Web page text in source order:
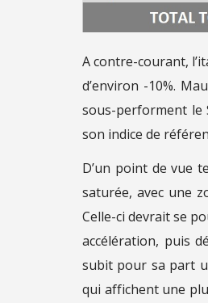
A contre-courant,
d’environ -10%.
sous-performent le
son indice de
D’un point de vue
saturée, avec une
Celle-ci devrait se
accélération, puis
subit pour sa part
qui affichent une